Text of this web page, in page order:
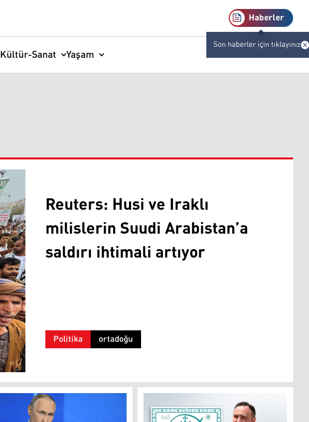
Haberler
Son haberler için tıklayınız
Kültür-Sanat Yaşam
Politika ortadoğu
Reuters: Husi ve Iraklı
milislerin Suudi Arabistan’a
saldırı ihtimali artıyor